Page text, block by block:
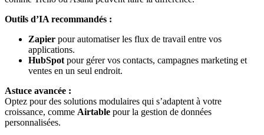
Outils d’IA recommandés :
Zapier pour automatiser les flux de travail entre vos
applications.
HubSpot pour gérer vos contacts, campagnes marketing et
ventes en un seul endroit.
Astuce avancée :
Optez pour des solutions modulaires qui s’adaptent à votre
croissance, comme Airtable pour la gestion de données
personnalisées.